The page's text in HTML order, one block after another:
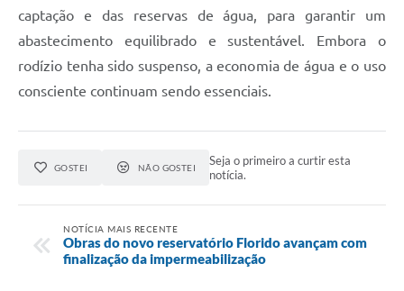
captação e das reservas de água, para garantir um
abastecimento equilibrado e sustentável. Embora o
rodízio tenha sido suspenso, a economia de água e o uso
consciente continuam sendo essenciais.
GOSTEI NÃO GOSTEI
Seja o primeiro a curtir esta
notícia.
NOTÍCIA MAIS RECENTE
Obras do novo reservatório Florido avançam com
finalização da impermeabilização